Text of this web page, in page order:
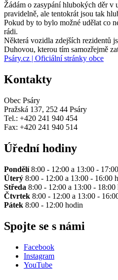
Žádám o zasypání hlubokých děr
pravidelně, ale tentokrát jsou tak
Pokud by to bylo možné udělat co
rádi.
Některá vozidla zdejších rezidentů
Duhovou, kterou tím samozřejmě
Psáry.cz | Oficiální stránky obce
Kontakty
Obec Psáry
Pražská 137, 252 44 Psáry
Tel.: +420 241 940 454
Fax: +420 241 940 514
Úřední hodiny
Pondělí8:00 - 12:00 a 13:00 -
Úterý 8:00 - 12:00 a 13:00 - 16:00
Středa 8:00 - 12:00 a 13:00 - 18:00
Čtvrtek 8:00 - 12:00 a 13:00 -
Pátek 8:00 - 12:00 hodin
Spojte se s námi
Facebook
Instagram
YouTube